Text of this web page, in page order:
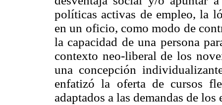
políticas activas de empleo, la
en un oficio, como modo de
la capacidad de una persona
contexto neo-liberal de los
una concepción
enfatizó la oferta de cursos
adaptados a las demandas de los